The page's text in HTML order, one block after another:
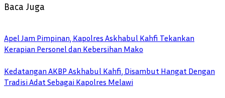
Baca Juga
Apel Jam Pimpinan, Kapolres Askhabul Kahfi Tekankan
Kerapian Personel dan Kebersihan Mako
Kedatangan AKBP Askhabul Kahfi, Disambut Hangat Dengan
Tradisi Adat Sebagai Kapolres Melawi